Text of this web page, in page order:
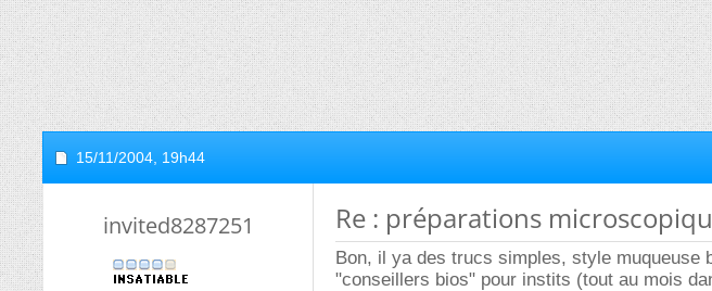
15/11/2004, 19h44
invited8287251 Re : préparations
Bon, il ya des trucs simples, style muqueuse
"conseillers bios" pour instits (tout au mois